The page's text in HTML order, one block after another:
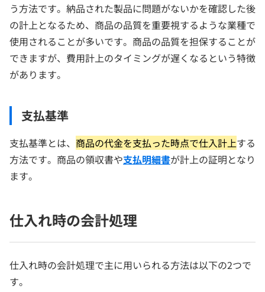
う方法です。納品された製品に問題がないかを確認した後
の計上となるため、商品の品質を重要視するような業種で
使用されることが多いです。商品の品質を担保することが
できますが、費用計上のタイミングが遅くなるという特徴
があります。
支払基準
支払基準とは、 商品の代金を支払った時点で仕入計上する
方法です。商品の領収書や支払明細書が計上の証明となり
ます。
仕入れ時の会計処理
仕入れ時の会計処理で主に用いられる方法は以下の2つで
す。